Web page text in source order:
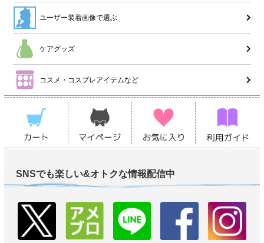
ユーザー装着画像で選ぶ
ケアグッズ
コスメ・コスプレアイテムなど
SNSでも楽しい&オトクな情報配信中